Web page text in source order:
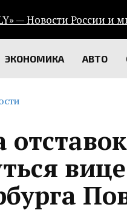
ЭКОНОМИКА АВТО